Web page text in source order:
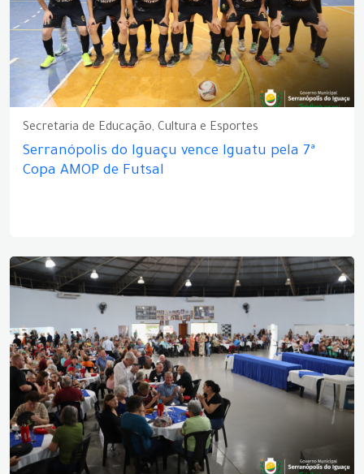
Secretaria de Educação, Cultura e Esportes
Serranópolis do Iguaçu vence Iguatu pela 7ª
Copa AMOP de Futsal